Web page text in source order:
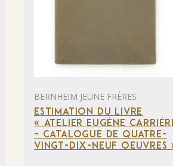
BERNHEIM JEUNE FRÈRES
ESTIMATION DU LIVRE
« ATELIER EUGÈNE
– CATALOGUE DE QUATRE-
VINGT-DIX-NEUF OEUVRES